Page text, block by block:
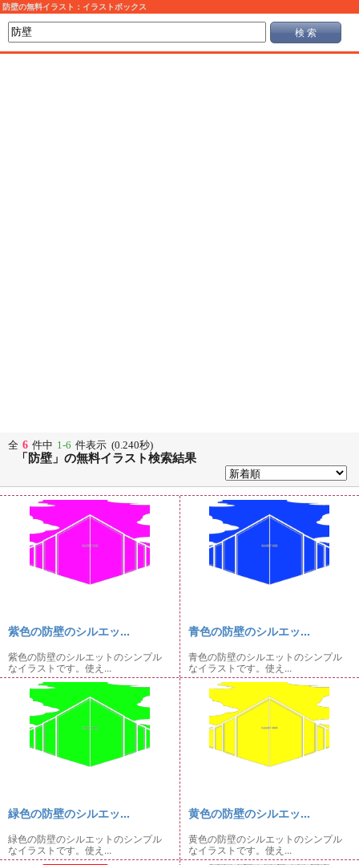
防壁の無料イラスト：イラストボックス
検 索
全 6 件中 1-6 件表示 (0.240秒)
「防壁」の無料イラスト検索結果
紫色の防壁のシルエッ...
紫色の防壁のシルエットのシンプル
なイラストです。使え...
青色の防壁のシルエッ...
青色の防壁のシルエットのシンプル
なイラストです。使え...
緑色の防壁のシルエッ...
緑色の防壁のシルエットのシンプル
なイラストです。使え...
黄色の防壁のシルエッ...
黄色の防壁のシルエットのシンプル
なイラストです。使え...